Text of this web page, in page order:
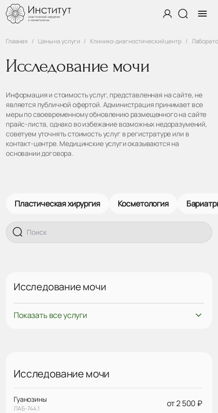
Главная Цены на услуги Клинико-диагностический центр
Исследование мочи
Информация и стоимость услуг, представленная на сайте, не
является публичной офертой. Администрация принимает все
меры по своевременному обновлению размещенного на сайте
прайс-листа, однако во избежание возможных недоразумений,
советуем уточнять стоимость услуг в регистратуре или в
контакт-центре. Медицинские услуги оказываются на
основании договора.
Пластическая хирургия Косметология
Исследование мочи
Показать все услуги
Исследование мочи
Гуанозины
ЛАБ-744.1 от 2 500 ₽